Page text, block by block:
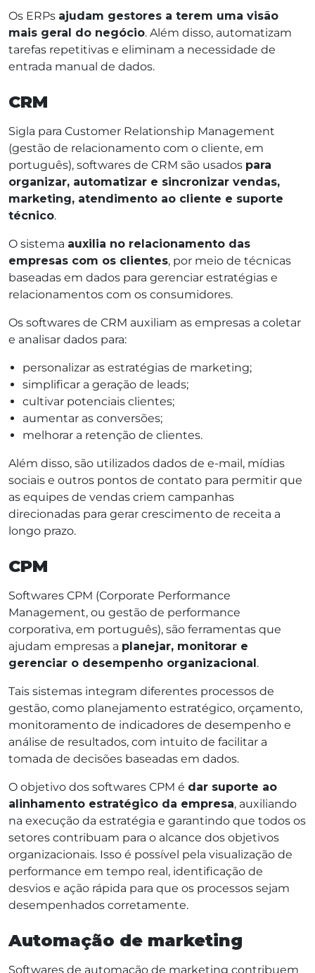
Os ERPs ajudam gestores a terem uma visão
mais geral do negócio. Além disso, automatizam
tarefas repetitivas e eliminam a necessidade de
entrada manual de dados.
CRM
Sigla para Customer Relationship Management
(gestão de relacionamento com o cliente, em
português), softwares de CRM são usados para
organizar, automatizar e sincronizar vendas,
marketing, atendimento ao cliente e suporte
técnico.
O sistema auxilia no relacionamento das
empresas com os clientes, por meio de técnicas
baseadas em dados para gerenciar estratégias e
relacionamentos com os consumidores.
Os softwares de CRM auxiliam as empresas a coletar
e analisar dados para:
personalizar as estratégias de marketing;
simplificar a geração de leads;
cultivar potenciais clientes;
aumentar as conversões;
melhorar a retenção de clientes.
Além disso, são utilizados dados de e-mail, mídias
sociais e outros pontos de contato para permitir que
as equipes de vendas criem campanhas
direcionadas para gerar crescimento de receita a
longo prazo.
CPM
Softwares CPM (Corporate Performance
Management, ou gestão de performance
corporativa, em português), são ferramentas que
ajudam empresas a planejar, monitorar e
gerenciar o desempenho organizacional .
Tais sistemas integram diferentes processos de
gestão, como planejamento estratégico, orçamento,
monitoramento de indicadores de desempenho e
análise de resultados, com intuito de facilitar a
tomada de decisões baseadas em dados.
O objetivo dos softwares CPM é dar suporte ao
alinhamento estratégico da empresa, auxiliando
na execução da estratégia e garantindo que todos os
setores contribuam para o alcance dos objetivos
organizacionais. Isso é possível pela visualização de
performance em tempo real, identificação de
desvios e ação rápida para que os processos sejam
desempenhados corretamente.
Automação de marketing
Softwares de automação de marketing contribuem